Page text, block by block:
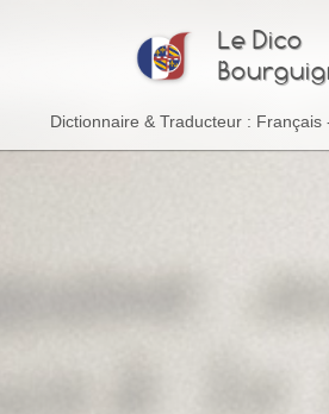
Le Dico
Dictionnaire & Traducteur : Français